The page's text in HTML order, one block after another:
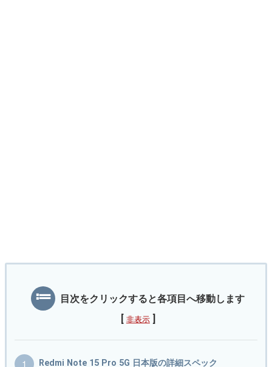
目次をクリックすると各項目へ移動します
非表示
Redmi Note 15 Pro 5G 日本版の詳細スペック